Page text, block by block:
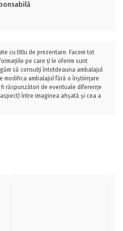
cu titlu de prezentare. Facem tot
pe care ți le oferim sunt
să consulți întotdeauna ambalajul
modifica ambalajul fără o înștiințare
răspunzători de eventuale diferențe
între imaginea afișată și cea a